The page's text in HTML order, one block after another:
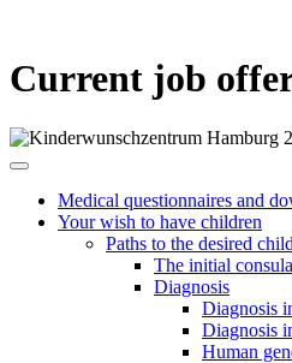
Current job
Medical questionnaires and
Your wish to have children
Paths to the desired child
The initial
Diagnosis
Diagnosis
Diagnosis
Human